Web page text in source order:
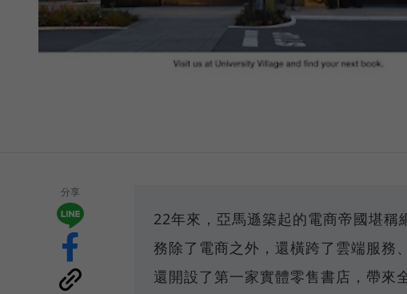
分享
22年來，亞馬遜築起的電商帝國堪
務除了電商之外，還橫跨了雲端服務
還開設了第一家實體零售書店，帶來